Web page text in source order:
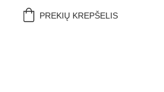
PREKIŲ KREPŠELIS